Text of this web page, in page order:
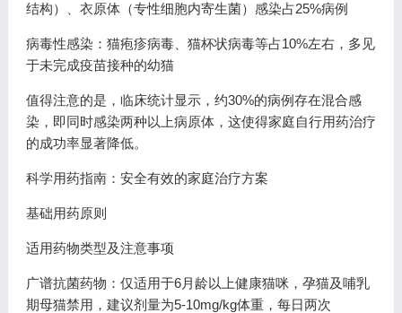
结构）、衣原体（专性细胞内寄生菌）感染占25%病例
病毒性感染：猫疱疹病毒、猫杯状病毒等占10%左右，多见
于未完成疫苗接种的幼猫
值得注意的是，临床统计显示，约30%的病例存在混合感
染，即同时感染两种以上病原体，这使得家庭自行用药治疗
的成功率显著降低。
科学用药指南：安全有效的家庭治疗方案
基础用药原则
适用药物类型及注意事项
广谱抗菌药物：仅适用于6月龄以上健康猫咪，孕猫及哺乳
期母猫禁用，建议剂量为5-10mg/kg体重，每日两次